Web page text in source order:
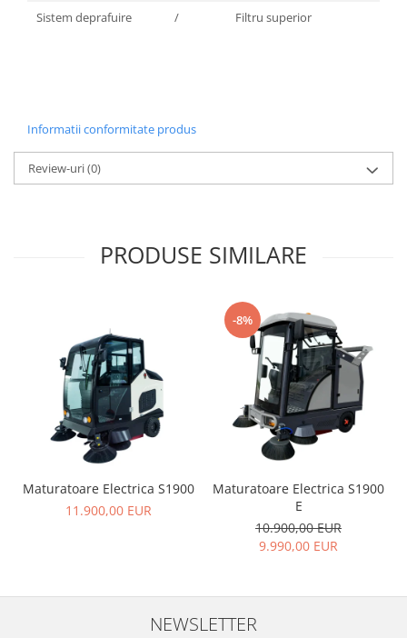
Sistem deprafuire
/ Filtru superior
Informatii conformitate produs
Review-uri(0)
PRODUSE SIMILARE
Maturatoare Electrica S1900
11.900,00 EUR
-8%
Maturatoare Electrica S1900
E
10.900,00 EUR
9.990,00 EUR
NEWSLETTER